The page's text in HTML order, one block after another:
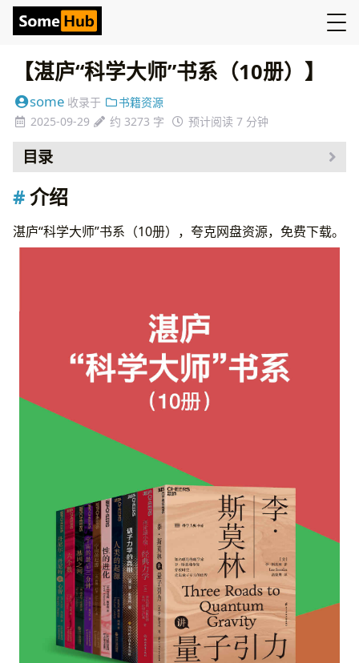
【湛庐“科学大师”书系（10册）】
some 收录于
书籍资源
2025-09-29
约 3273 字 预计阅读 7 分钟
目录
介绍
资源
介绍
湛庐“科学大师”书系（10册），夸克网盘资源，免费下载。